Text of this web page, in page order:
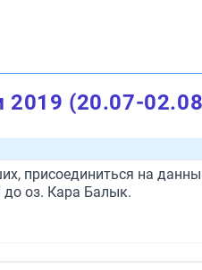
2019 (20.07-
присоединиться на
до оз. Кара Балык.